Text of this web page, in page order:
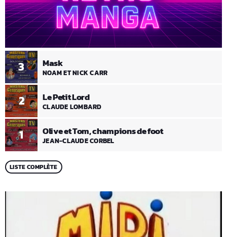
1 Olive et Tom, champions de foot
JEAN-CLAUDE CORBEL
2 Le Petit Lord
CLAUDE LOMBARD
3 Mask
NOAM ET NICK CARR
LISTE COMPLÈTE